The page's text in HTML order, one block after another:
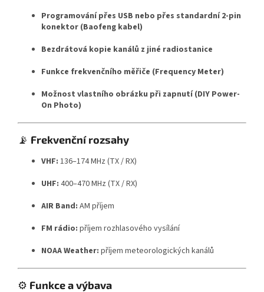
Programování přes USB nebo přes standardní 2-pin
konektor (Baofeng kabel)
Bezdrátová kopie kanálů z jiné radiostanice
Funkce frekvenčního měřiče (Frequency Meter)
Možnost vlastního obrázku při zapnutí (DIY Power-
On Photo)
📡 Frekvenční rozsahy
VHF: 136–174 MHz (TX / RX)
UHF: 400–470 MHz (TX / RX)
AIR Band: AM příjem
FM rádio: příjem rozhlasového vysílání
NOAA Weather: příjem meteorologických kanálů
⚙️ Funkce a výbava